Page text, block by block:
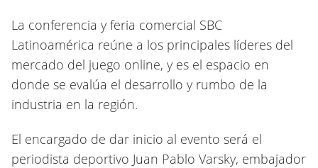
La conferencia y feria comercial SBC
Latinoamérica reúne a los principales líderes del
mercado del juego online, y es el espacio en
donde se evalúa el desarrollo y rumbo de la
industria en la región.
El encargado de dar inicio al evento será el
periodista deportivo Juan Pablo Varsky, embajador